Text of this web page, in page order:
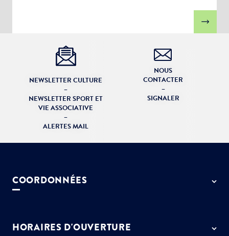
NEWSLETTER CULTURE
–
NEWSLETTER SPORT ET
VIE ASSOCIATIVE
–
ALERTES MAIL
NOUS
CONTACTER
–
SIGNALER
COORDONNÉES
01 64 13 55 55
HORAIRES D'OUVERTURE